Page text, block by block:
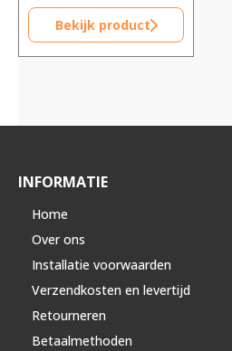
Bekijk product
INFORMATIE
Home
Over ons
Installatie voorwaarden
Verzendkosten en levertijd
Retourneren
Betaalmethoden